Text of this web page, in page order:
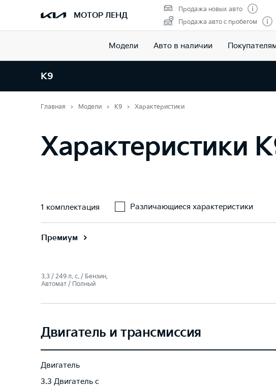
МОТОР ЛЕНД
Продажа новых авто
Продажа авто с пробегом
Модели Авто в наличии
K9
Главная Модели K9 Характеристики
Характеристики
1 комплектация Различающиеся характеристики
Премиум
3.3 / 249 л. c. / Бензин,
Автомат / Полный
Двигатель и трансмиссия
Двигатель
3.3 Двигатель с